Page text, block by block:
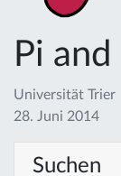
Pi
Universität Trier
28. Juni 2014
Suchen